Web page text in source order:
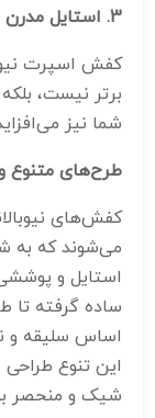
3. استایل
کفش اسپرت
برتر نیست،
شما نیز
طرح‌های متنوع
کفش‌های
می‌شوند که به
استایل و
ساده گرفته تا
اساس سلیقه و
این تنوع
شیک و منحصر